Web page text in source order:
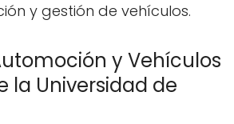
y gestión de vehículos.
y Vehículos
la Universidad de